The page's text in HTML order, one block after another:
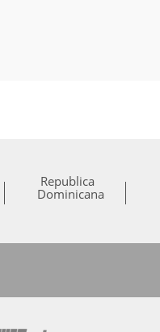
Republica
Dominicana